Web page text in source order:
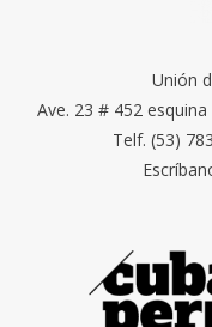
Unión
Ave. 23 # 452
Telf. (53)